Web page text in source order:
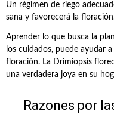
Un régimen de riego
sana y favorecerá la
Aprender lo que busca la
los cuidados, puede ayudar
floración. La Drimiopsis
una verdadera joya en su
Razones por